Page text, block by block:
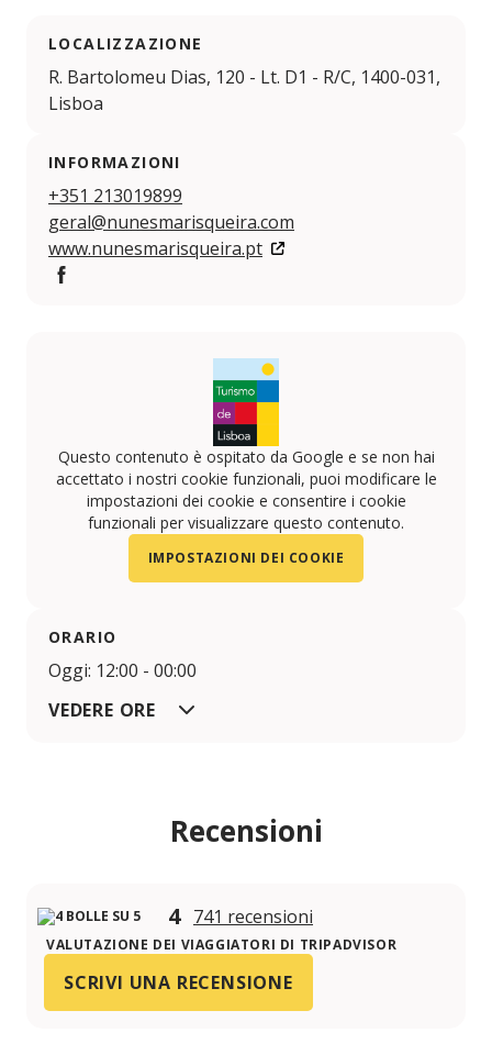
LOCALIZZAZIONE
R. Bartolomeu Dias, 120 - Lt. D1 - R/C, 1400-031,
Lisboa
INFORMAZIONI
+351 213019899
geral@nunesmarisqueira.com
www.nunesmarisqueira.pt
Questo contenuto è ospitato da Google e se non hai
accettato i nostri cookie funzionali, puoi modificare le
impostazioni dei cookie e consentire i cookie
funzionali per visualizzare questo contenuto.
IMPOSTAZIONI DEI COOKIE
ORARIO
Oggi: 12:00 - 00:00
VEDERE ORE
Recensioni
4 741 recensioni
VALUTAZIONE DEI VIAGGIATORI DI TRIPADVISOR
SCRIVI UNA RECENSIONE